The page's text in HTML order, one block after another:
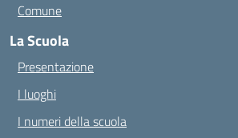
Comune
La Scuola
Presentazione
I luoghi
I numeri della scuola